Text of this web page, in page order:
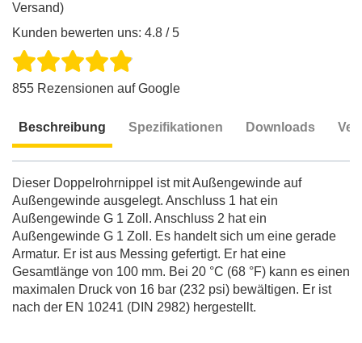
Versand)
Kunden bewerten uns: 4.8 / 5
855 Rezensionen auf Google
Beschreibung Spezifikationen Downloads
Dieser Doppelrohrnippel ist mit Außengewinde auf
Außengewinde ausgelegt. Anschluss 1 hat ein
Außengewinde G 1 Zoll. Anschluss 2 hat ein
Außengewinde G 1 Zoll. Es handelt sich um eine gerade
Armatur. Er ist aus Messing gefertigt. Er hat eine
Gesamtlänge von 100 mm. Bei 20 °C (68 °F) kann es einen
maximalen Druck von 16 bar (232 psi) bewältigen. Er ist
nach der EN 10241 (DIN 2982) hergestellt.